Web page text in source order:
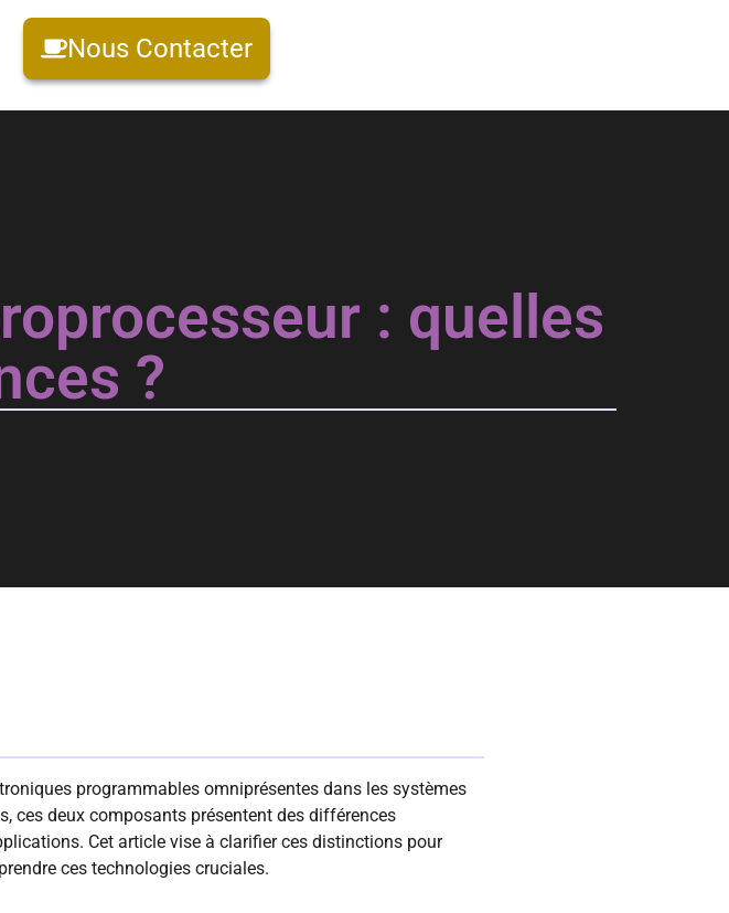
Nous Contacter
: quelles
?
programmables omniprésentes dans les systèmes
ces deux composants présentent des différences
Cet article vise à clarifier ces distinctions pour
ces technologies cruciales.